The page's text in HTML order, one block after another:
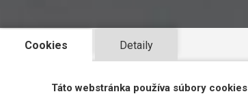
Cookies Detaily
Táto webstránka používa súbory cookies